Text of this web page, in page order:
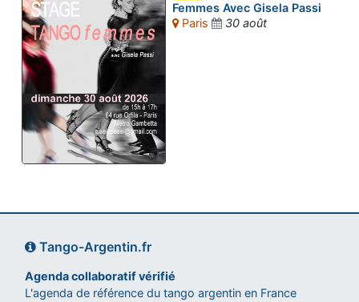
Femmes Avec Gisela Passi
Paris
30 août
Tango-Argentin.fr
Agenda collaboratif vérifié
L'agenda de référence du tango argentin en France